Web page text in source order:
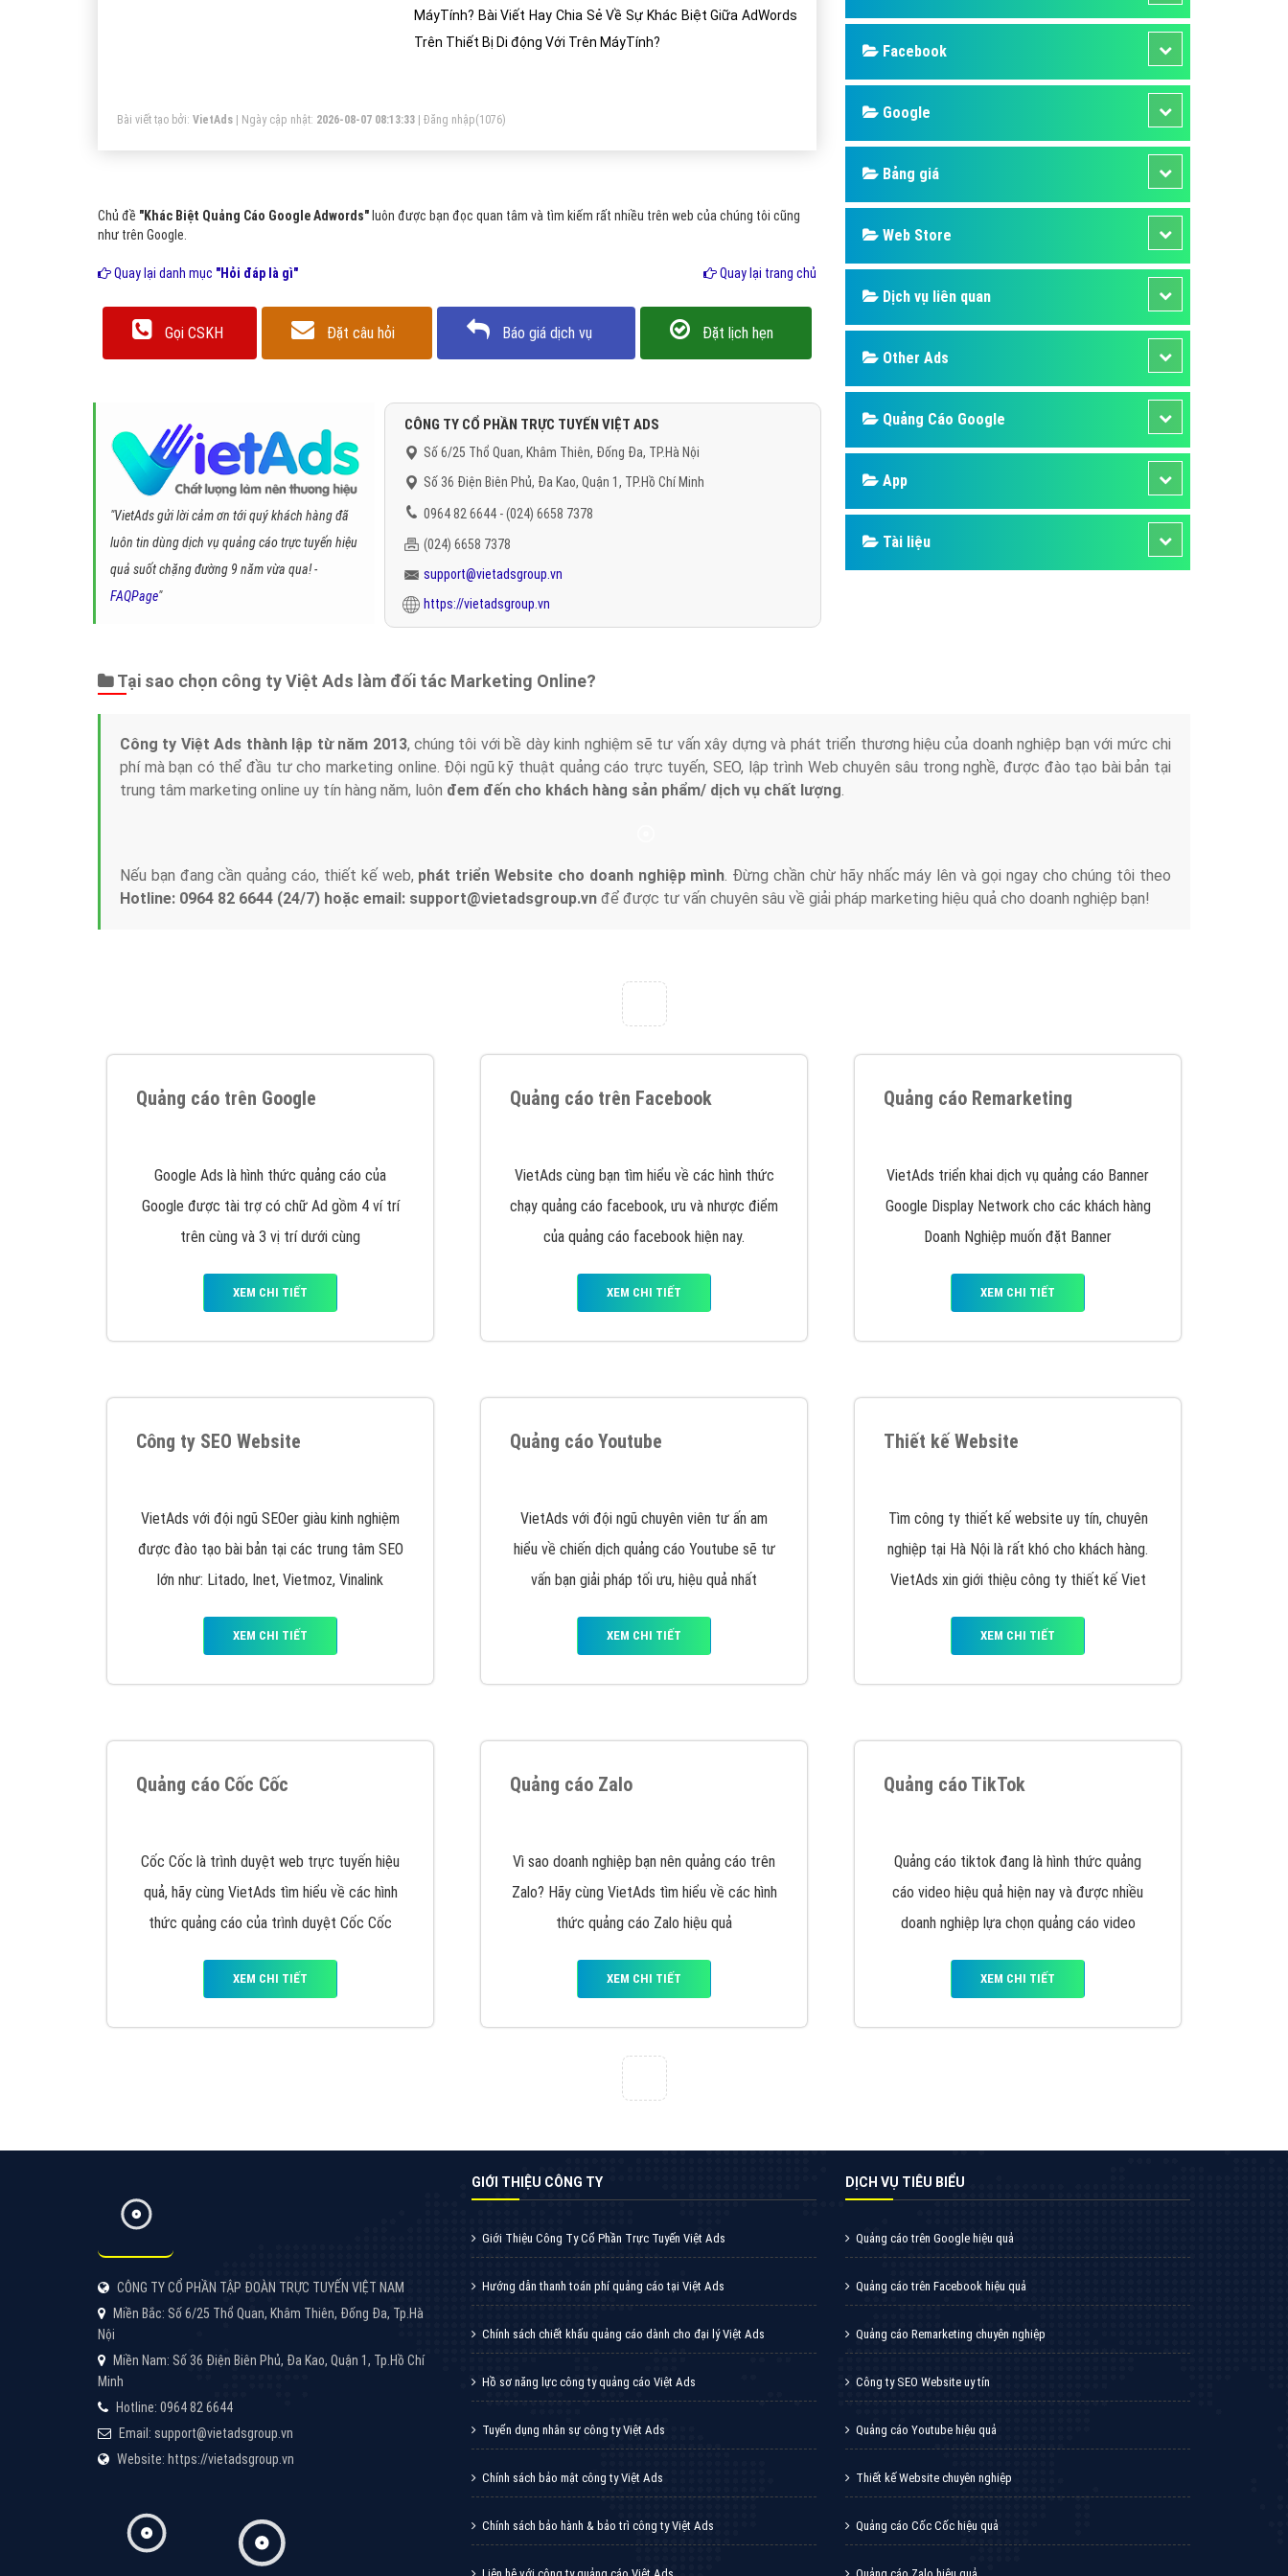
Hỏi đáp quảng cáo mobile
Hỏi đáp quảng cáo Online
Hỏi đáp quảng cáo Skype
Hỏi đáp Domain & Hosting
Hỏi đáp viết bài Marketing
Dịch vụ quảng cáo Zalo
Hỏi đáp quảng cáo Youtube
Thiết kế ứng dụng
Quảng cáo Cốc Cốc hiệu quả
Quảng cáo Zalo chuyên nghiệp
MáyTính? Bài Viết Hay Chia Sẻ Về Sự Khác Biệt Giữa AdWords
Trên Thiết Bị Di động Với Trên MáyTính?
Bài viết tạo bởi: VietAds | Ngày cập nhật: 2026-08-07 08:13:33 Đăng nhập(1076)
Chủ đề "Khác Biệt Quảng Cáo Google Adwords" luôn được bạn đọc quan tâm và tìm kiếm rất nhiều trên web của chúng tôi cũng
như trên Google.
Quay lại danh mục "Hỏi đáp là gì" Quay lại trang chủ
Gọi CSKH Đặt câu hỏi Báo giá dịch vụ Đặt lịch hẹn
"VietAds gửi lời cảm ơn tới quý khách hàng đã
luôn tin dùng dịch vụ quảng cáo trực tuyến hiệu
quả suốt chặng đường 9 năm vừa qua! -
FAQPage"
CÔNG TY CỔ PHẦN TRỰC TUYẾN VIỆT ADS
Số 6/25 Thổ Quan, Khâm Thiên, Đống Đa, TP.Hà Nội
Số 36 Điện Biên Phủ, Đa Kao, Quận 1, TP.Hồ Chí Minh
0964 82 6644 - (024) 6658 7378
(024) 6658 7378
support@vietadsgroup.vn
https://vietadsgroup.vn
Facebook
Google
Bảng giá
Web Store
Dịch vụ liên quan
Other Ads
Quảng Cáo Google
App
Tài liệu
Tại sao chọn công ty Việt Ads làm đối tác Marketing Online?
Công ty Việt Ads thành lập từ năm 2013, chúng tôi với bề dày kinh nghiệm sẽ tư vấn xây dựng và phát triển thương hiệu của doanh nghiệp bạn với mức chi
phí mà bạn có thể đầu tư cho marketing online. Đội ngũ kỹ thuật quảng cáo trực tuyến, SEO, lập trình Web chuyên sâu trong nghề, được đào tạo bài bản tại
trung tâm marketing online uy tín hàng năm, luôn đem đến cho khách hàng sản phẩm/ dịch vụ chất lượng
Nếu bạn đang cần quảng cáo, thiết kế web, phát triển Website cho doanh nghiệp mình . Đừng chần chừ hãy nhấc máy lên và gọi ngay cho chúng tôi theo
Hotline: 0964 82 6644 (24/7) hoặc email: support@vietadsgroup.vn để được tư vấn chuyên sâu về giải pháp marketing hiệu quả cho doanh nghiệp bạn!
Quảng cáo trên Google
Google Ads là hình thức quảng cáo của
Google được tài trợ có chữ Ad gồm 4 ví trí
trên cùng và 3 vị trí dưới cùng
XEM CHI TIẾT
Quảng cáo trên Facebook
VietAds cùng bạn tìm hiểu về các hình thức
chạy quảng cáo facebook, ưu và nhược điểm
của quảng cáo facebook hiện nay.
XEM CHI TIẾT
Quảng cáo Remarketing
VietAds triển khai dịch vụ quảng cáo Banner
Google Display Network cho các khách hàng
Doanh Nghiệp muốn đặt Banner
XEM CHI TIẾT
Công ty SEO Website
VietAds với đội ngũ SEOer giàu kinh nghiệm
được đào tạo bài bản tại các trung tâm SEO
lớn như: Litado, Inet, Vietmoz, Vinalink
XEM CHI TIẾT
Quảng cáo Youtube
VietAds với đội ngũ chuyên viên tư ấn am
hiểu về chiến dịch quảng cáo Youtube sẽ tư
vấn bạn giải pháp tối ưu, hiệu quả nhất
XEM CHI TIẾT
Thiết kế Website
Tìm công ty thiết kế website uy tín, chuyên
nghiệp tại Hà Nội là rất khó cho khách hàng.
VietAds xin giới thiệu công ty thiết kế Viet
XEM CHI TIẾT
Quảng cáo Cốc Cốc
Cốc Cốc là trình duyệt web trực tuyến hiệu
quả, hãy cùng VietAds tìm hiểu về các hình
thức quảng cáo của trình duyệt Cốc Cốc
XEM CHI TIẾT
Quảng cáo Zalo
Vì sao doanh nghiệp bạn nên quảng cáo trên
Zalo? Hãy cùng VietAds tìm hiểu về các hình
thức quảng cáo Zalo hiệu quả
XEM CHI TIẾT
Quảng cáo TikTok
Quảng cáo tiktok đang là hình thức quảng
cáo video hiệu quả hiện nay và được nhiều
doanh nghiệp lựa chọn quảng cáo video
XEM CHI TIẾT
CÔNG TY CỔ PHẦN TẬP ĐOÀN TRỰC TUYẾN VIỆT NAM
Miền Bắc: Số 6/25 Thổ Quan, Khâm Thiên, Đống Đa, Tp.Hà
Nội
Miền Nam: Số 36 Điện Biên Phủ, Đa Kao, Quận 1, Tp.Hồ Chí
Minh
Hotline: 0964 82 6644
Email: support@vietadsgroup.vn
Website: https://vietadsgroup.vn
GIỚI THIỆU CÔNG TY
Giới Thiệu Công Ty Cổ Phần Trực Tuyến Việt Ads
Hướng dẫn thanh toán phí quảng cáo tại Việt Ads
Chính sách chiết khấu quảng cáo dành cho đại lý Việt Ads
Hồ sơ năng lực công ty quảng cáo Việt Ads
Tuyển dụng nhân sự công ty Việt Ads
Chính sách bảo mật công ty Việt Ads
Chính sách bảo hành & bảo trì công ty Việt Ads
DỊCH VỤ TIÊU BIỂU
Quảng cáo trên Google hiệu quả
Quảng cáo trên Facebook hiệu quả
Quảng cáo Remarketing chuyên nghiệp
Công ty SEO Website uy tín
Quảng cáo Youtube hiệu quả
Thiết kế Website chuyên nghiệp
Quảng cáo Cốc Cốc hiệu quả